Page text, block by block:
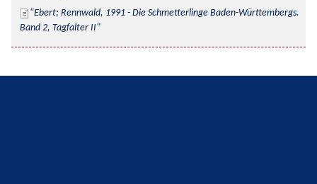
Ebert; Rennwald, 1991 - Die Schmetterlinge Baden-Württembergs.
Band 2, Tagfalter II